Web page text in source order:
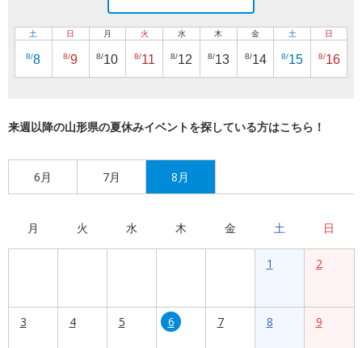
土
8/8
日
8/9
月
8/10
火
8/11
水
8/12
木
8/13
金
8/14
土
8/15
日
8/16
来週以降の山形県の夏休みイベントを探している方はこちら！
6月 7月 8月
月 火 水 木 金 土 日
1 2
3 4 5 6 7 8 9